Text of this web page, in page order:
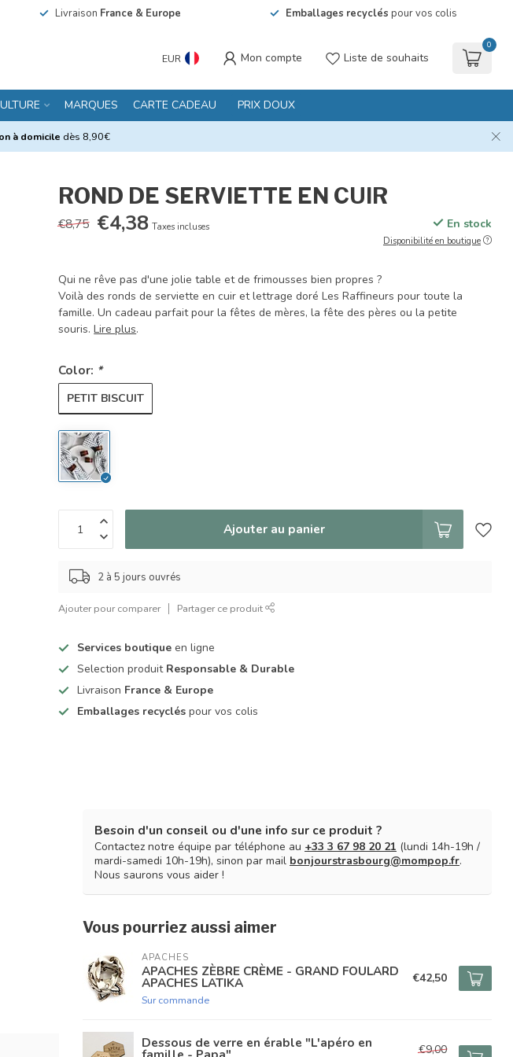
Livraison France & Europe Emballages recyclés pour vos colis
EUR Mon compte Liste de souhaits
0
MARQUES CARTE CADEAU PRIX DOUX
à domicile dès 8,90€
ROND DE SERVIETTE EN CUIR
€8,75 €4,38 Taxes incluses En stock
Disponibilité en boutique
Qui ne rêve pas d'une jolie table et de frimousses bien propres ?
Voilà des ronds de serviette en cuir et lettrage doré Les Raffineurs pour toute la
famille. Un cadeau parfait pour la fêtes de mères, la fête des pères ou la petite
souris.Lire plus.
Color: *
PETIT BISCUIT
Ajouter au panier
2 à 5 jours ouvrés
Ajouter pour comparer Partager ce produit
Services boutique en ligne
Selection produit Responsable & Durable
Livraison France & Europe
Emballages recyclés pour vos colis
Besoin d'un conseil ou d'une info sur ce produit ?
Contactez notre équipe par téléphone au +33 3 67 98 20 21 (lundi 14h-19h /
mardi-samedi 10h-19h), sinon par mail bonjourstrasbourg@mompop.fr.
Nous saurons vous aider !
Vous pourriez aussi aimer
APACHES
APACHES ZÈBRE CRÈME - GRAND FOULARD
APACHES LATIKA
Sur commande
€42,50
Dessous de verre en érable "L'apéro en €9,00